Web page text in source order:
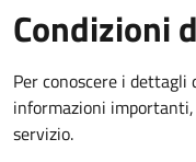
Condizioni
Per conoscere i
informazioni
servizio.